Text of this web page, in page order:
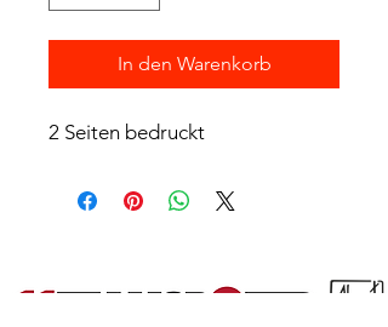
In den Warenkorb
2 Seiten bedruckt